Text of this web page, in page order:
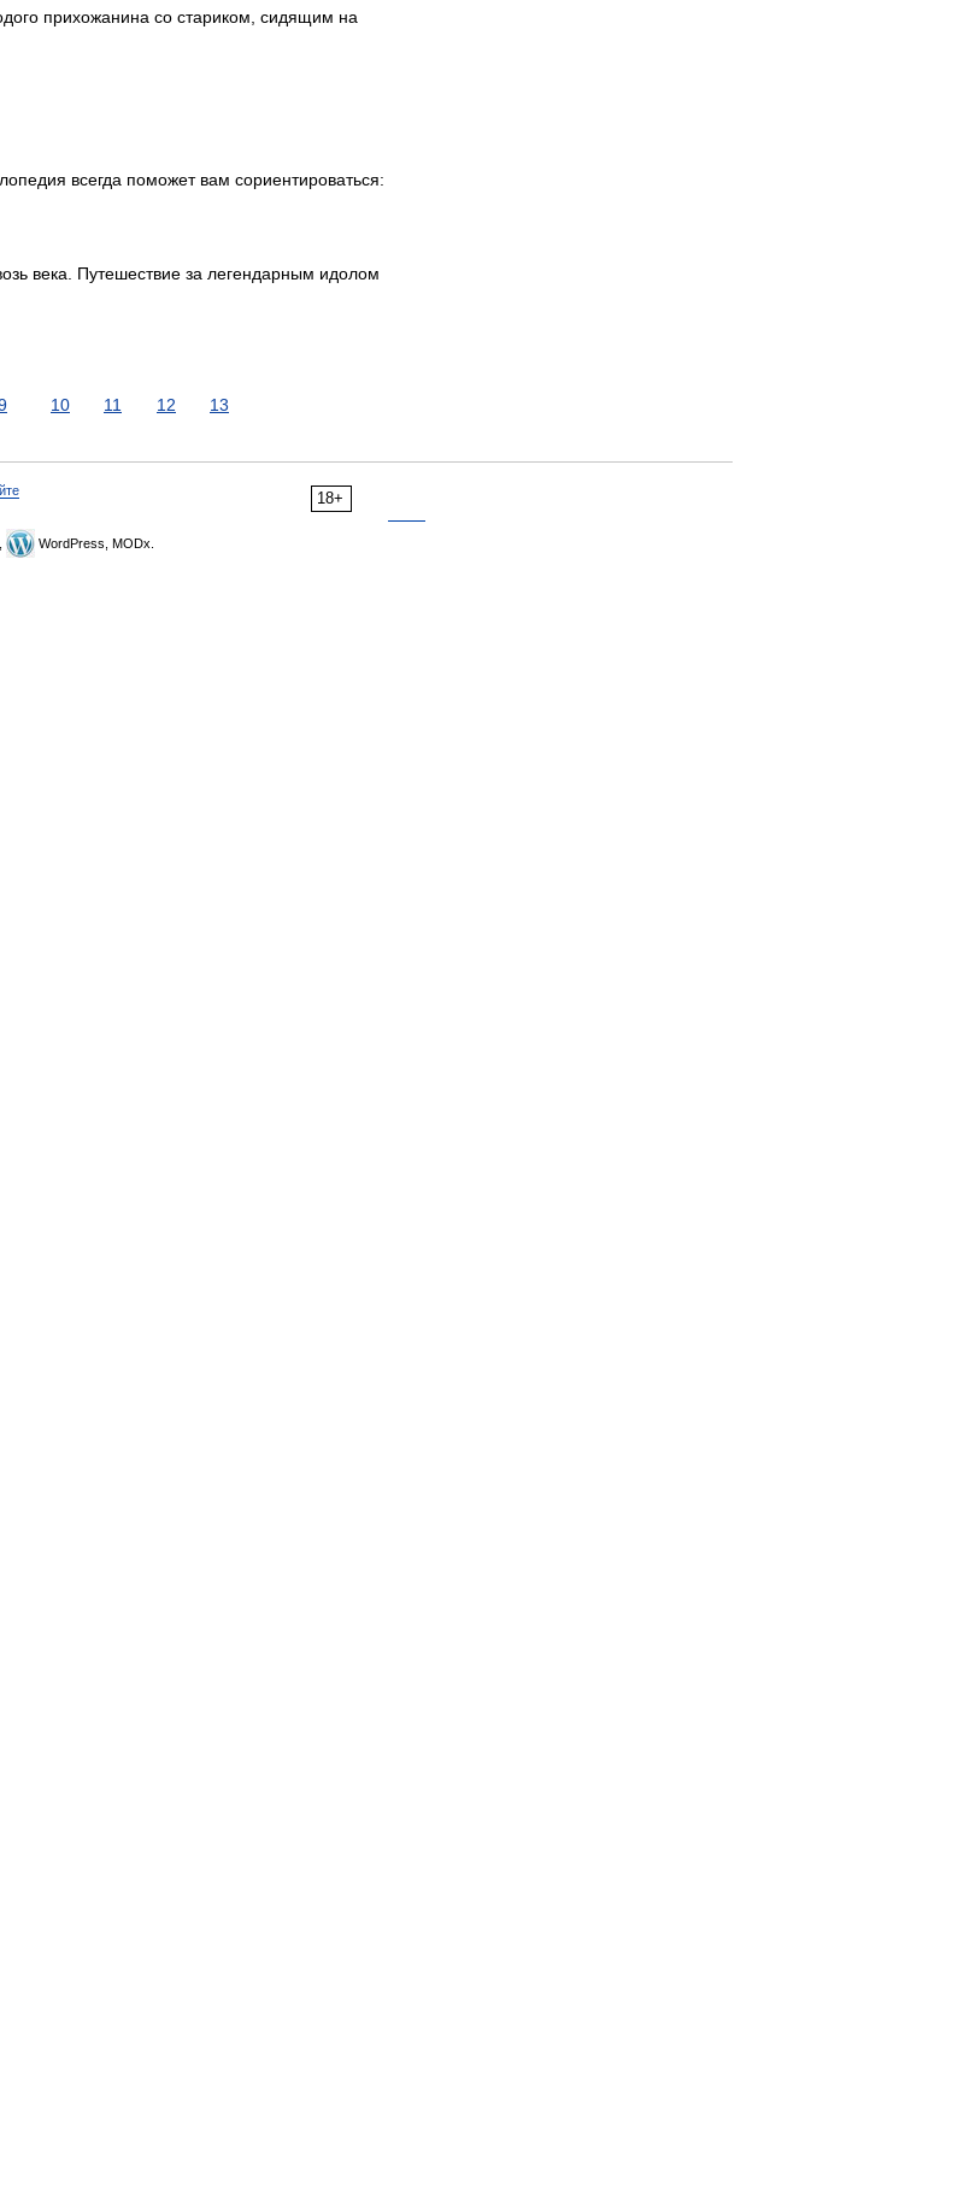
прихожанина со стариком, сидящим на
всегда поможет вам сориентироваться:
века. Путешествие за легендарным идолом
10 11 12 13
18+
WordPress, MODx.